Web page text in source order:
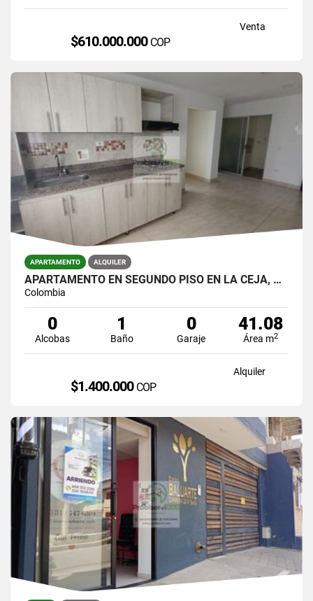
Venta
$610.000.000 COP
APARTAMENTO ALQUILER
APARTAMENTO EN SEGUNDO PISO EN LA CEJA, ANTIOQUIA
Colombia
0
Alcobas
1
Baño
0
Garaje
41.08
Área m2
Alquiler
$1.400.000 COP